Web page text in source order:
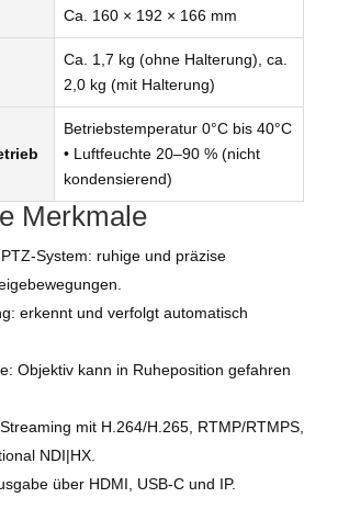
Ca. 160 × 192 × 166 mm
Ca. 1,7 kg (ohne Halterung), ca.
2,0 kg (mit Halterung)
Betriebstemperatur 0°C bis 40°C
• Luftfeuchte 20–90 % (nicht
kondensierend)
Merkmale
System: ruhige und präzise
erkennt und verfolgt automatisch
Objektiv kann in Ruheposition gefahren
mit H.264/H.265, RTMP/RTMPS,
NDI|HX.
über HDMI, USB-C und IP.